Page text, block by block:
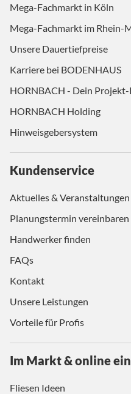
Mega-Fachmarkt in Köln
Mega-Fachmarkt im Rhein-
Unsere Dauertiefpreise
Karriere bei BODENHAUS
HORNBACH - Dein
HORNBACH Holding
Hinweisgebersystem
Kundenservice
Aktuelles & Veranstaltungen
Planungstermin vereinbaren
Handwerker finden
FAQs
Kontakt
Unsere Leistungen
Vorteile für Profis
Im Markt & online
Fliesen Ideen